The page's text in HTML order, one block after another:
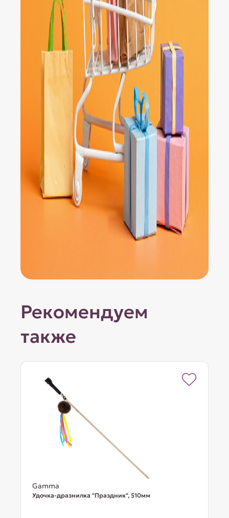
Рекомендуем
также
Gamma
Удочка-дразнилка "Праздник", 510мм